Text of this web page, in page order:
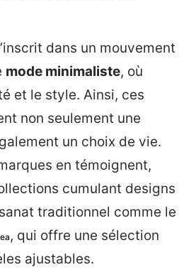
dans un mouvement
mode minimaliste, où
et le style. Ainsi, ces
non seulement une
un choix de vie.
en témoignent,
cumulant designs
traditionnel comme le
, qui offre une sélection
ajustables.